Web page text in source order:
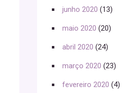
junho 2020 (13)
maio 2020 (20)
abril 2020 (24)
março 2020 (23)
fevereiro 2020 (4)